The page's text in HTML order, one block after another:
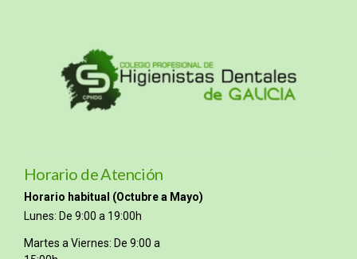
Horario de Atención
Horario habitual (Octubre a Mayo)
Lunes: De 9:00 a 19:00h
Martes a Viernes: De 9:00 a